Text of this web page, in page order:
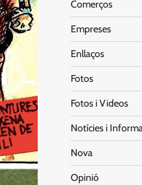
Comerços
Empreses
Enllaços
Fotos
Fotos i Videos
Notícies i
Nova
Opinió